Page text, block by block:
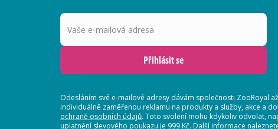
Vaše e-mailová adresa
Přihlásit se
Odesláním své e-mailové adresy dávám společnosti ZooRoyal
individuálně zaměřenou reklamu na produkty a služby, akce a
ochraně osobních údajů. Toto svolení mohu kdykoliv odvolat,
uplatnění slevového poukazu je 999 Kč. Další informace